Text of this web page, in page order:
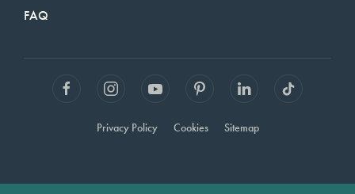
FAQ
Privacy Policy Cookies Sitemap